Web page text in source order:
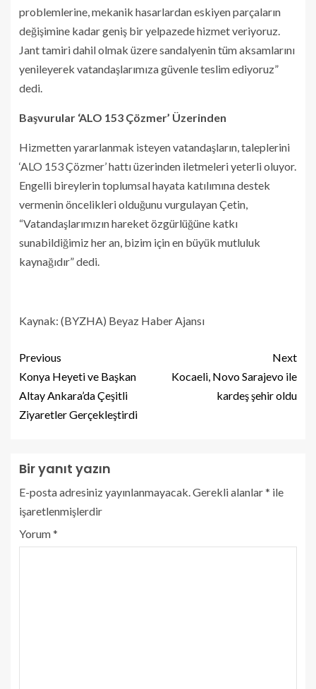
problemlerine, mekanik hasarlardan eskiyen parçaların
değişimine kadar geniş bir yelpazede hizmet veriyoruz.
Jant tamiri dahil olmak üzere sandalyenin tüm aksamlarını
yenileyerek vatandaşlarımıza güvenle teslim ediyoruz”
dedi.
Başvurular ‘ALO 153 Çözmer’ Üzerinden
Hizmetten yararlanmak isteyen vatandaşların, taleplerini
‘ALO 153 Çözmer’ hattı üzerinden iletmeleri yeterli oluyor.
Engelli bireylerin toplumsal hayata katılımına destek
vermenin öncelikleri olduğunu vurgulayan Çetin,
“Vatandaşlarımızın hareket özgürlüğüne katkı
sunabildiğimiz her an, bizim için en büyük mutluluk
kaynağıdır” dedi.
Kaynak: (BYZHA) Beyaz Haber Ajansı
Previous
Konya Heyeti ve Başkan
Altay Ankara’da Çeşitli
Ziyaretler Gerçekleştirdi
Next
Kocaeli, Novo Sarajevo ile
kardeş şehir oldu
Bir yanıt yazın
E-posta adresiniz yayınlanmayacak. Gerekli alanlar* ile
işaretlenmişlerdir
Yorum*